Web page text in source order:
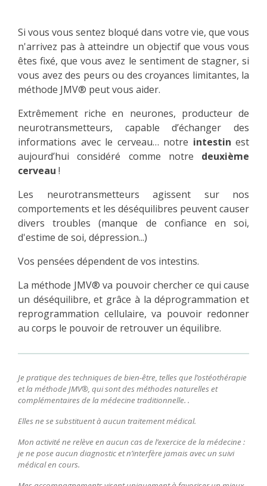
Si vous vous sentez bloqué dans votre vie, que vous
n'arrivez pas à atteindre un objectif que vous vous
êtes fixé, que vous avez le sentiment de stagner, si
vous avez des peurs ou des croyances limitantes, la
méthode JMV® peut vous aider.
Extrêmement riche en neurones, producteur de
neurotransmetteurs, capable d’échanger des
informations avec le cerveau… notre intestin est
aujourd’hui considéré comme notre deuxième
cerveau !
Les neurotransmetteurs agissent sur nos
comportements et les déséquilibres peuvent causer
divers troubles (manque de confiance en soi,
d'estime de soi, dépression...)
Vos pensées dépendent de vos intestins.
La méthode JMV® va pouvoir chercher ce qui cause
un déséquilibre, et grâce à la déprogrammation et
reprogrammation cellulaire, va pouvoir redonner
au corps le pouvoir de retrouver un équilibre.
Je pratique des techniques de bien-être, telles que l’ostéothérapie
et la méthode JMV®, qui sont des méthodes naturelles et
complémentaires de la médecine traditionnelle. .
Elles ne se substituent à aucun traitement médical.
Mon activité ne relève en aucun cas de l’exercice de la médecine :
je ne pose aucun diagnostic et n’interfère jamais avec un suivi
médical en cours.